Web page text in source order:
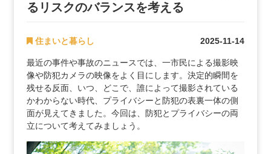
るリスクのバランスを考える
住まいと暮らし 2025-11-14
最近の事件や事故のニュースでは、一市民による撮影映
像や防犯カメラの映像をよく目にします。決定的瞬間を
残せる反面、いつ、どこで、誰によって撮影されている
かわからない時代、プライバシーと防犯の表裏一体の側
面が見えてきました。今回は、防犯とプライバシーの両
立について考えてみましょう。